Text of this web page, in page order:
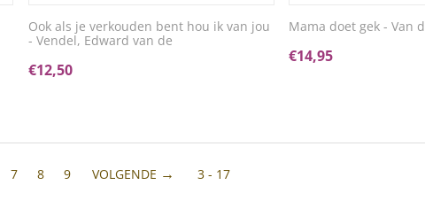
Ook als je verkouden bent hou ik van jou
- Vendel, Edward van de
€12,50
Mama doet gek - Van
€14,95
7 8 9 VOLGENDE 3 - 17